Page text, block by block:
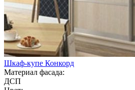
Шкаф-купе Конкорд
Материал фасада:
ДСП